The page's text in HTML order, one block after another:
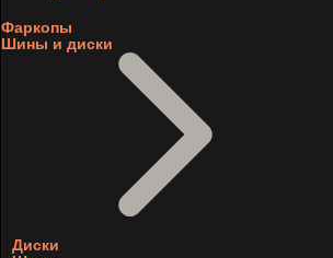
Фаркопы
Шины и диски
Диски